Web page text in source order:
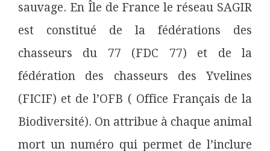
sauvage. En Île de France le réseau SAGIR
est constitué de la fédérations des
chasseurs du 77 (FDC 77) et de la
fédération des chasseurs des Yvelines
(FICIF) et de l’OFB ( Office Français de la
Biodiversité). On attribue à chaque animal
mort un numéro qui permet de l’inclure